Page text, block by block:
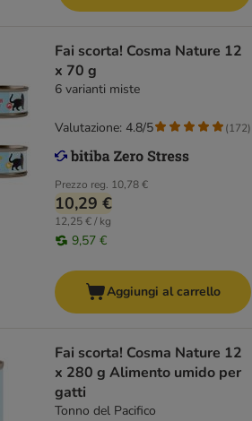
Fai scorta! Cosma Nature 12
x 70 g
6 varianti miste
Prezzo reg. 10,78 €
10,29 €
12,25 € / kg
9,57 €
Valutazione: 4.8/5 (172)
Aggiungi al carrello
Fai scorta! Cosma Nature 12
x 280 g Alimento umido per
gatti
Tonno del Pacifico